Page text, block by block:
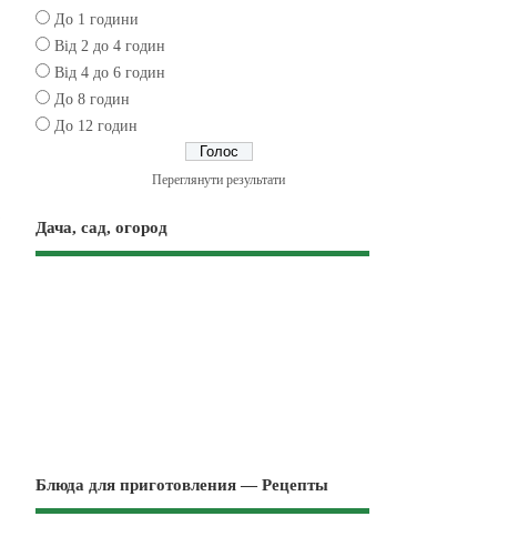
До 1 години
Від 2 до 4 годин
Від 4 до 6 годин
До 8 годин
До 12 годин
Переглянути результати
Дача, сад, огород
Блюда для приготовления — Рецепты